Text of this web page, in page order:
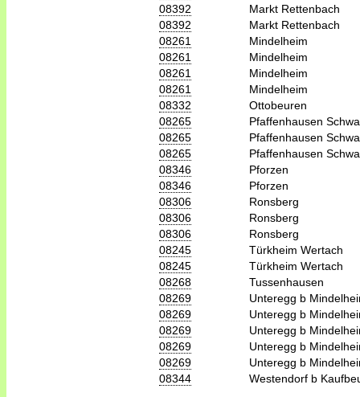
08392
Markt Rettenbach
08392
Markt Rettenbach
08261
Mindelheim
08261
Mindelheim
08261
Mindelheim
08261
Mindelheim
08332
Ottobeuren
08265
Pfaffenhausen
08265
Pfaffenhausen
08265
Pfaffenhausen
08346
Pforzen
08346
Pforzen
08306
Ronsberg
08306
Ronsberg
08306
Ronsberg
08245
Türkheim Wertach
08245
Türkheim Wertach
08268
Tussenhausen
08269
Unteregg b
08269
Unteregg b
08269
Unteregg b
08269
Unteregg b
08269
Unteregg b
08344
Westendorf b